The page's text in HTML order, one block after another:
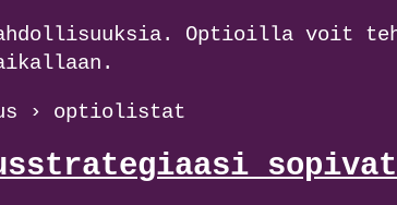
Optioilla voit
› optiolistat